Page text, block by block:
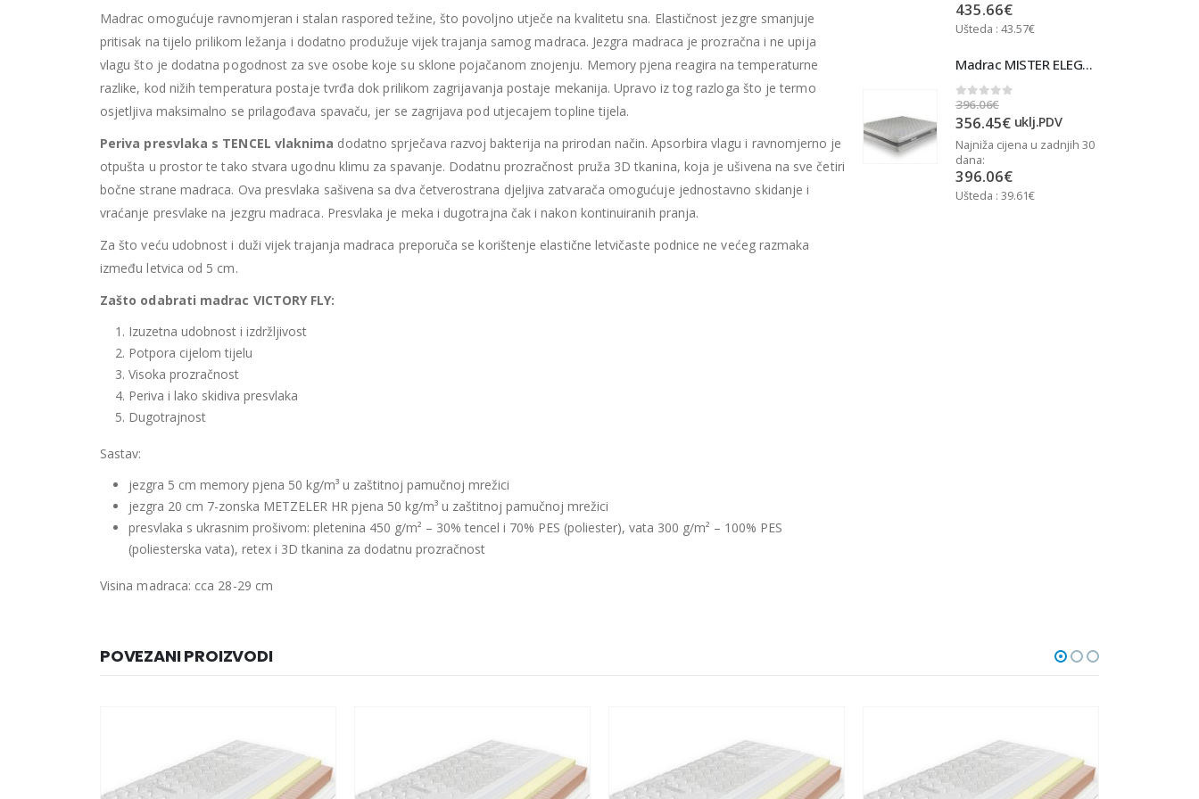
Madrac omogućuje ravnomjeran i stalan raspored težine, što povoljno utječe na kvalitetu sna. Elastičnost jezgre smanjuje
pritisak na tijelo prilikom ležanja i dodatno produžuje vijek trajanja samog madraca. Jezgra madraca je prozračna i ne upija
vlagu što je dodatna pogodnost za sve osobe koje su sklone pojačanom znojenju. Memory pjena reagira na temperaturne
razlike, kod nižih temperatura postaje tvrđa dok prilikom zagrijavanja postaje mekanija. Upravo iz tog razloga što je termo
osjetljiva maksimalno se prilagođava spavaču, jer se zagrijava pod utjecajem topline tijela.
Periva presvlaka s TENCEL vlaknima dodatno sprječava razvoj bakterija na prirodan način. Apsorbira vlagu i ravnomjerno je
otpušta u prostor te tako stvara ugodnu klimu za spavanje. Dodatnu prozračnost pruža 3D tkanina, koja je ušivena na sve četiri
bočne strane madraca. Ova presvlaka sašivena sa dva četverostrana djeljiva zatvarača omogućuje jednostavno skidanje i
vraćanje presvlake na jezgru madraca. Presvlaka je meka i dugotrajna čak i nakon kontinuiranih pranja.
Za što veću udobnost i duži vijek trajanja madraca preporuča se korištenje elastične letvičaste podnice ne većeg razmaka
između letvica od 5 cm.
Zašto odabrati madrac VICTORY FLY:
Izuzetna udobnost i izdržljivost
Potpora cijelom tijelu
Visoka prozračnost
Periva i lako skidiva presvlaka
Dugotrajnost
Sastav:
jezgra 5 cm memory pjena 50 kg/m³ u zaštitnoj pamučnoj mrežici
jezgra 20 cm 7-zonska METZELER HR pjena 50 kg/m³ u zaštitnoj pamučnoj mrežici
presvlaka s ukrasnim prošivom: pletenina 450 g/m² – 30% tencel i 70% PES (poliester), vata 300 g/m² – 100% PES
(poliesterska vata), retex i 3D tkanina za dodatnu prozračnost
Visina madraca: cca 28-29 cm
435.66 €
Ušteda : 43.57€
Madrac MISTER ELEGANCE 90x200
0396.06
356.45€uklj.PDV
Najniža cijena u zadnjih 30
396.06€
Ušteda : 39.61€
435.66
Ušteda : 43.57€
Najniža cijena u zadnjih 30
dana:
396.06€
Ušteda : 39.61€
435.66€
Ušteda : 43.57€
Madrac MISTER ELEGANCE 90x200
0out of 5
396.06€
356.45€ uklj.PDV
Najniža cijena u zadnjih 30
dana:
396.06€
Ušteda : 39.61€
POVEZANI PROIZVODI